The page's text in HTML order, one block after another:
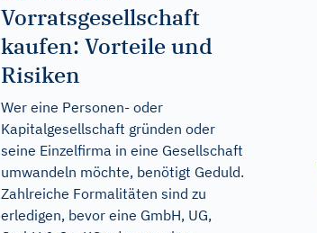
Vorratsgesellschaft
kaufen: Vorteile und
Risiken
Wer eine Personen- oder
Kapitalgesellschaft gründen oder
seine Einzelfirma in eine Gesellschaft
umwandeln möchte, benötigt Geduld.
Zahlreiche Formalitäten sind zu
erledigen, bevor eine GmbH, UG,